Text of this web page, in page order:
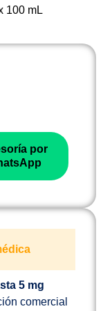
100 mL
por
5 mg
comercial